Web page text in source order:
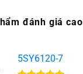
đánh giá cao
5SY6120-7